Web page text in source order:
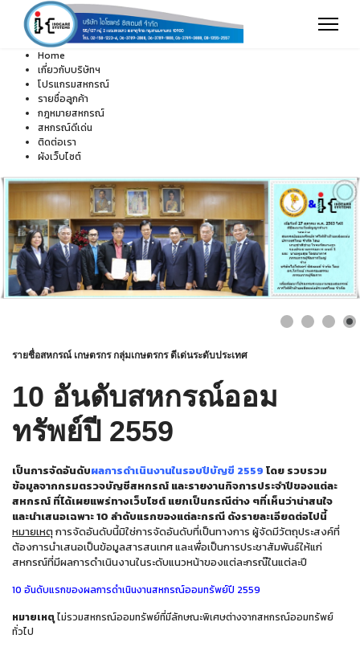
Home
เกี่ยวกับบริษัทฯ
โปรแกรมสหกรณ์
รายชื่อลูกค้า
กฎหมายสหกรณ์
สหกรณ์ดีเด่น
ติดต่อเรา
ผังเว็บไซต์
รายชื่อสหกรณ์ เกษตรกร กลุ่มเกษตรกร ดีเด่นระดับประเทศ
10 อันดับสหกรณ์ออม
ทรัพย์ปี 2559
เป็นการจัดอันดับผลการดำเนินงานในรอบปีบัญขี 2559 โดย รวบรวม
ข้อมูลจากกรมตรวจบัญชีสหกรณ์ และรายงานกิจการประจำปีของแต่ละ
สหกรณ์ ที่ได้เผยแพร่ทางเว็บไซต์ แยกเป็นกรณีต่าง ๆที่เห็นว่าน่าสนใจ
และนำเสนอเฉพาะ 10 ลำดับแรกของแต่ละกรณี ดังรายละเอียดต่อไปนี้
หมายเหตุการจัดอันดับนี้มิใช่การจัดอันดับที่เป็นทางการ ผู้จัดมีวัตถุประสงค์ที่
ต้องการนำเสนอเป็นข้อมูลสารสนเทศ และเพื่อเป็นการประชาสัมพันธ์ให้แก่
สหกรณ์ที่มีผลการดำเนินงานในระดับแนวหน้าของแต่ละกรณ๊ในแต่ละปี
10 อันดับแรกของผลการดำเนินงานสหกรณ์ออมทรัพย์ปี 2559
หมายเหตุไม่รวมสหกรณ์ออมทรัพย์ที่มีลักษณะพิเศษต่างจากสหกรณ์ออมทรัพย์
ทั่วไป